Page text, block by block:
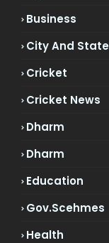
Business
City And State
Cricket
Cricket News
Dharm
Dharm
Education
Gov.scehmes
Health